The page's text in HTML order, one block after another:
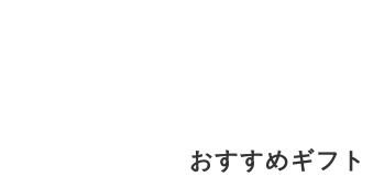
おすすめギフト